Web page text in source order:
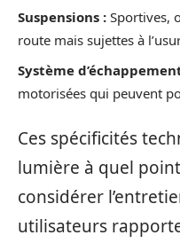
Suspensions : Sportives,
route mais sujettes à
Système
motorisées qui peuvent
Ces spécificités
lumière à quel
considérer
utilisateurs